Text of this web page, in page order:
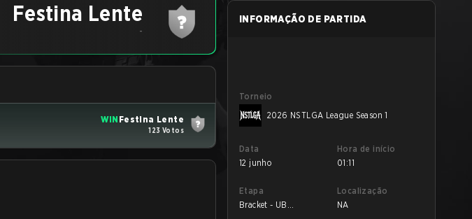
Festina Lente
-
WIN Festina Lente
123 Votos
INFORMAÇÃO DE PARTIDA
Torneio
2026 NSTLGA League Season 1
Data
12 junho
Hora de início
01:11
Etapa
Bracket - UB
Localização
NA